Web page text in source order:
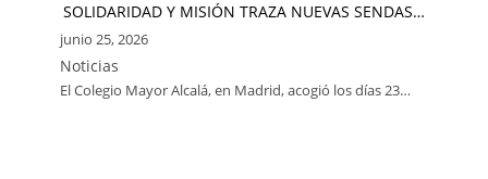
SOLIDARIDAD Y MISIÓN TRAZA NUEVAS SENDAS…
junio 25, 2026
Noticias
El Colegio Mayor Alcalá, en Madrid, acogió los días 23…